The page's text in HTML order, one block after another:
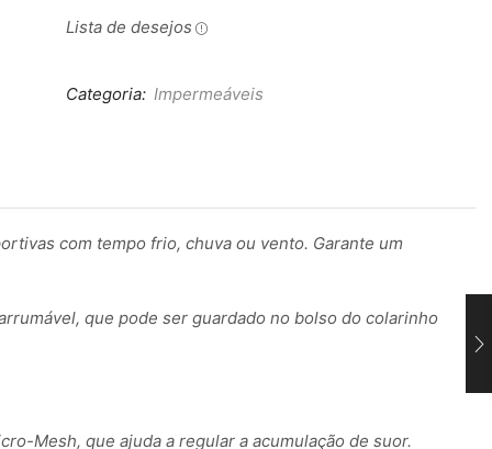
Lista de desejos
Categoria: Impermeáveis
com tempo frio, chuva ou vento. Garante um
que pode ser guardado no bolso do colarinho
Mesh, que ajuda a regular a acumulação de suor.